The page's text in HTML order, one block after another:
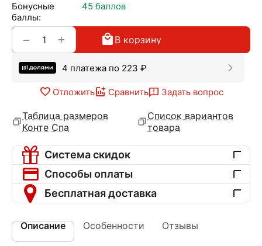
Бонусные
баллы:
45 баллов
+
− В корзину
4 платежа по 223 ₽
Отложить Сравнить Задать вопрос
Таблица размеров
Конте Спа
Список вариантов
товара
Система скидок
Способы оплаты
Бесплатная доставка
Описание Особенности Отзывы